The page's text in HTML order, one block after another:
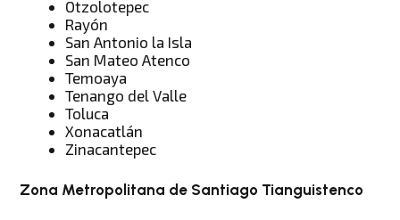
Otzolotepec
Rayón
San Antonio la Isla
San Mateo Atenco
Temoaya
Tenango del Valle
Toluca
Xonacatlán
Zinacantepec
Zona Metropolitana de Santiago Tianguistenco